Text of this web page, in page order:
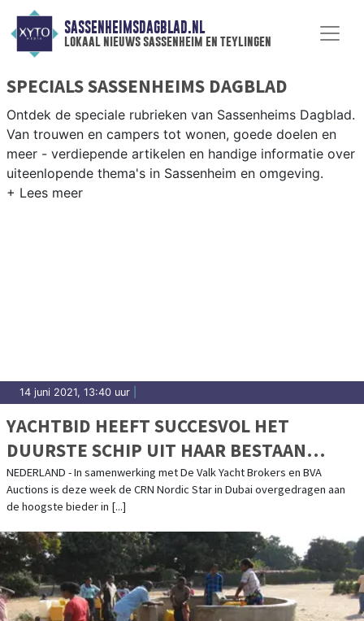
SASSENHEIMSDAGBLAD.NL
lokaal nieuws sassenheim en teylingen
SPECIALS SASSENHEIMS DAGBLAD
Ontdek de speciale rubrieken van Sassenheims Dagblad.
Van trouwen en campers tot wonen, goede doelen en
meer - verdiepende artikelen en handige informatie over
uiteenlopende thema's in Sassenheim en omgeving.
14 juni 2021, 13:40 uur
YACHTBID HEEFT SUCCESVOL HET
DUURSTE SCHIP UIT HAAR BESTAAN
SUCCESVOL GEVEILD!
NEDERLAND - In samenwerking met De Valk Yacht Brokers en BVA
Auctions is deze week de CRN Nordic Star in Dubai overgedragen aan
de hoogste bieder in [...]